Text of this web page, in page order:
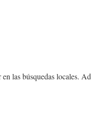
las búsquedas locales.